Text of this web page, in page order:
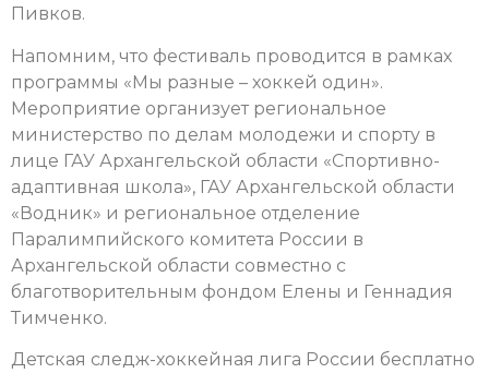
Пивков.
Напомним, что фестиваль проводится в рамках
программы «Мы разные – хоккей один».
Мероприятие организует региональное
министерство по делам молодежи и спорту в
лице ГАУ Архангельской области «Спортивно-
адаптивная школа», ГАУ Архангельской области
«Водник» и региональное отделение
Паралимпийского комитета России в
Архангельской области совместно с
благотворительным фондом Елены и Геннадия
Тимченко.
Детская следж-хоккейная лига России бесплатно